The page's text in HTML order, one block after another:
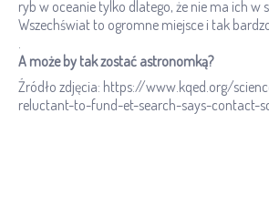
ryb w oceanie tylko dlatego, że nie ma ich w
Wszechświat to ogromne miejsce i tak
.
A może by tak zostać astronomką?
Źródło zdjęcia: https://www.kqed.org/
reluctant-to-fund-et-search-says-contact-